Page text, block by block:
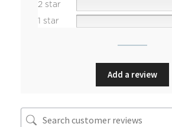
2 star
1 star
Add a review